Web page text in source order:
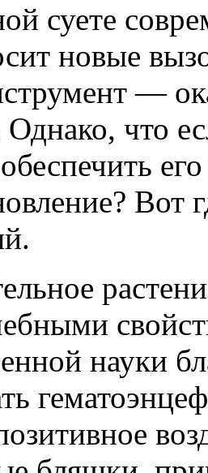
суете
новые
—
Однако, что
Вот
науки